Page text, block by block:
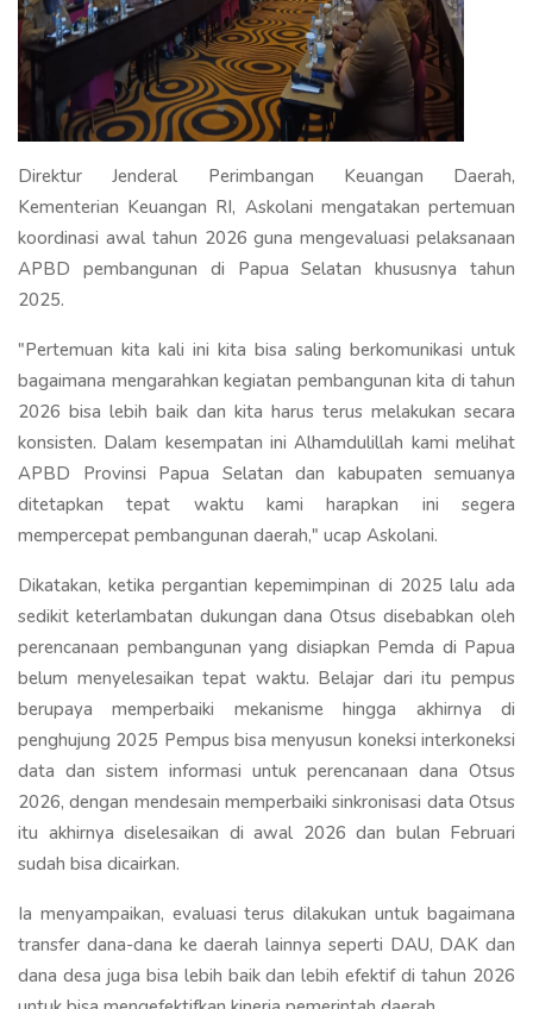
Direktur Jenderal Perimbangan Keuangan Daerah,
Kementerian Keuangan RI, Askolani mengatakan pertemuan
koordinasi awal tahun 2026 guna mengevaluasi pelaksanaan
APBD pembangunan di Papua Selatan khususnya tahun
2025.
"Pertemuan kita kali ini kita bisa saling berkomunikasi untuk
bagaimana mengarahkan kegiatan pembangunan kita di tahun
2026 bisa lebih baik dan kita harus terus melakukan secara
konsisten. Dalam kesempatan ini Alhamdulillah kami melihat
APBD Provinsi Papua Selatan dan kabupaten semuanya
ditetapkan tepat waktu kami harapkan ini segera
mempercepat pembangunan daerah," ucap Askolani.
Dikatakan, ketika pergantian kepemimpinan di 2025 lalu ada
sedikit keterlambatan dukungan dana Otsus disebabkan oleh
perencanaan pembangunan yang disiapkan Pemda di Papua
belum menyelesaikan tepat waktu. Belajar dari itu pempus
berupaya memperbaiki mekanisme hingga akhirnya di
penghujung 2025 Pempus bisa menyusun koneksi interkoneksi
data dan sistem informasi untuk perencanaan dana Otsus
2026, dengan mendesain memperbaiki sinkronisasi data Otsus
itu akhirnya diselesaikan di awal 2026 dan bulan Februari
sudah bisa dicairkan.
Ia menyampaikan, evaluasi terus dilakukan untuk bagaimana
transfer dana-dana ke daerah lainnya seperti DAU, DAK dan
dana desa juga bisa lebih baik dan lebih efektif di tahun 2026